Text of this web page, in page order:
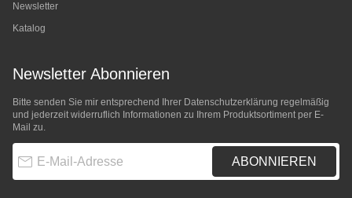
Newsletter
Katalog
Newsletter Abonnieren
Bitte senden Sie mir entsprechend Ihrer Datenschutzerklärung regelmäßig
und jederzeit widerruflich Informationen zu Ihrem Produktsortiment per E-
Mail zu.
ABONNIEREN